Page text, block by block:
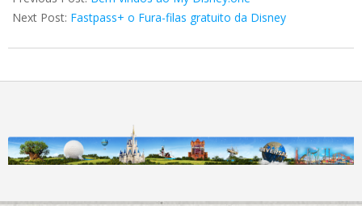
05
Next Post: Fastpass+ o Fura-filas gratuito da Disney